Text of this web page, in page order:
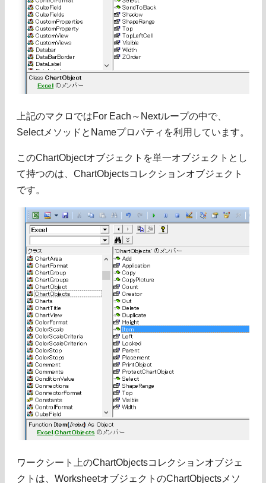
上記のマクロではFor Each～Nextループの中で、
SelectメソッドとNameプロパティを利用しています。
このChartObjectオブジェクトを単一オブジェクトとし
て持つのは、ChartObjectsコレクションオブジェクト
です。
ワークシート上のChartObjectsコレクションオブジェ
クトは、WorksheetオブジェクトのChartObjectsメソ